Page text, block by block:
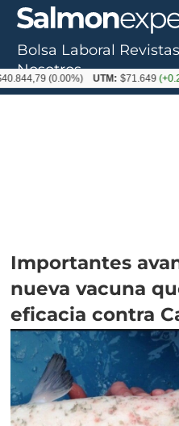
Importantes
nueva vacuna
eficacia contra
Bolsa Laboral Revistas
Nosotros
(0.00%) UTM: $71.649 (+0.20%)